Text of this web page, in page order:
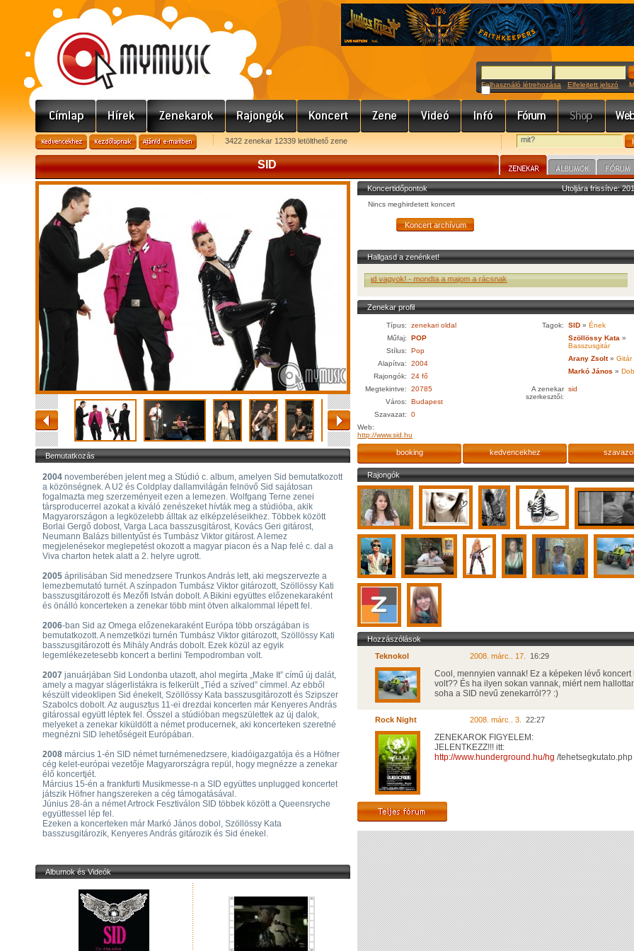
Felhasználó létrehozása Elfelejtett jelszó
3422 zenekar 12339 letölthető zene
SID
Bemutatkozás
2004 novemberében jelent meg a Stúdió c. album, amelyen Sid bemutatkozott
a közönségnek. A U2 és Coldplay dallamvilágán felnövő Sid sajátosan
fogalmazta meg szerzeményeit ezen a lemezen. Wolfgang Terne zenei
társproducerrel azokat a kiváló zenészeket hívták meg a stúdióba, akik
Magyarországon a legközelebb álltak az elképzeléseikhez. Többek között
Borlai Gergő dobost, Varga Laca basszusgitárost, Kovács Geri gitárost,
Neumann Balázs billentyűst és Tumbász Viktor gitárost. A lemez
megjelenésekor meglepetést okozott a magyar piacon és a Nap felé c. dal a
Viva charton hetek alatt a 2. helyre ugrott.
2005 áprilisában Sid menedzsere Trunkos András lett, aki megszervezte a
lemezbemutató turnét. A színpadon Tumbász Viktor gitározott, Szöllössy Kati
basszusgitározott és Mezőfi István dobolt. A Bikini együttes előzenekaraként
és önálló koncerteken a zenekar több mint ötven alkalommal lépett fel.
2006-ban Sid az Omega előzenekaraként Európa több országában is
bemutatkozott. A nemzetközi turnén Tumbász Viktor gitározott, Szöllössy Kati
basszusgitározott és Mihály András dobolt. Ezek közül az egyik
legemlékezetesebb koncert a berlini Tempodromban volt.
2007 januárjában Sid Londonba utazott, ahol megírta „Make It” című új dalát,
amely a magyar slágerlistákra is felkerült „Tiéd a szíved” címmel. Az ebből
készült videoklipen Sid énekelt, Szöllössy Kata basszusgitározott és Szipszer
Szabolcs dobolt. Az augusztus 11-ei drezdai koncerten már Kenyeres András
gitárossal együtt léptek fel. Ősszel a stúdióban megszülettek az új dalok,
melyeket a zenekar kiküldött a német producernek, aki koncerteken szeretné
megnézni SID lehetőségeit Európában.
2008 március 1-én SID német turnémenedzsere, kiadóigazgatója és a Höfner
cég kelet-európai vezetője Magyarországra repül, hogy megnézze a zenekar
élő koncertjét.
Március 15-én a frankfurti Musikmesse-n a SID együttes unplugged koncertet
játszik Höfner hangszereken a cég támogatásával.
Június 28-án a német Artrock Fesztiválon SID többek között a Queensryche
együttessel lép fel.
Ezeken a koncerteken már Markó János dobol, Szöllössy Kata
basszusgitározik, Kenyeres András gitározik és Sid énekel.
Albumok és Videók
Utoljára frissítve:
Koncertidőpontok
Nincs meghirdetett koncert
Hallgasd a zenénket!
SID - Szabad vagyok! - mondta a majom a rácsnak
Zenekar profil
Típus:
zenekari oldal
Műfaj:
POP
Stílus:
Pop
Alapítva:
2004
Rajongók:
24 fő
Megtekintve:
20785
Város:
Budapest
Szavazat:
0
Web:
http://www.sid.hu
Tagok: SID » Ének
Szöllössy Kata »
Basszusgitár
Arany Zsolt » Gitár
Markó János »
A zenekar
szerkesztői:
sid
booking kedvencekhez
Rajongók
Hozzászólások
Teknokol
2008. márc.. 17. 16:29
Cool, mennyien vannak! Ez a képeken lévő koncert
volt?? És ha ilyen sokan vannak, miért nem
soha a SID nevű zenekarról?? :)
Rock Night 2008. márc.. 3. 22:27
ZENEKAROK FIGYELEM:
JELENTKEZZ!!! itt:
http://www.hunderground.hu/hg /tehetsegkutato.php